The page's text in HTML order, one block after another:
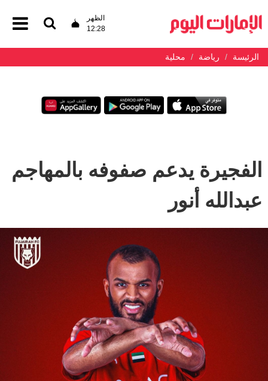
الظهر
12:28
الرئيسة رياضة محلية
الفجيرة يدعم صفوفه بالمهاجم
عبدالله أنور